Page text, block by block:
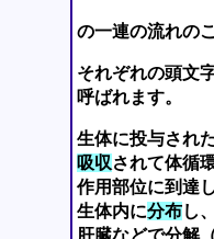
の一連の流れのこ
それぞれの頭文
呼ばれます。
生体に投与され
吸収されて体循
作用部位に到達
生体内に分布し、
肝臓などで分解